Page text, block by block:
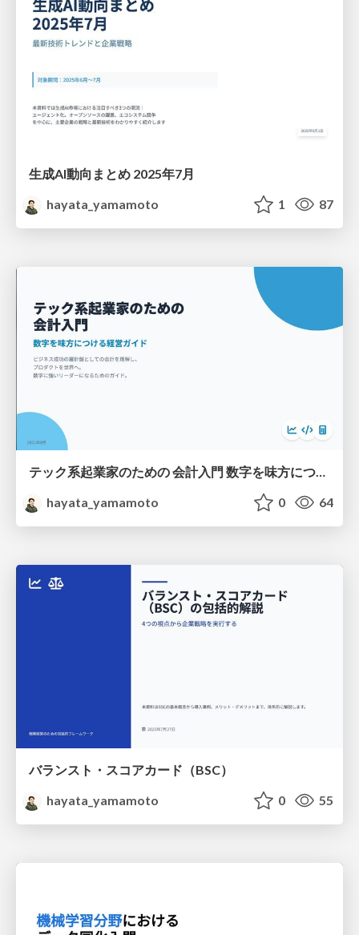
生成AI動向まとめ 2025年7月
hayata_yamamoto
1 87
テック系起業家のための 会計入門 数字を味方につける経営ガイド
hayata_yamamoto
0 64
バランスト・スコアカード（BSC）
hayata_yamamoto
0 55